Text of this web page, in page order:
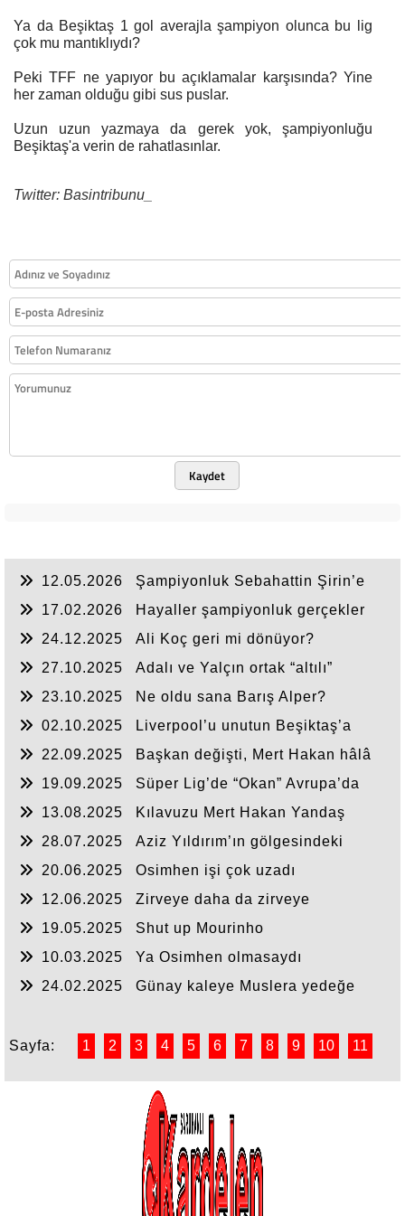
Ya da Beşiktaş 1 gol averajla şampiyon olunca bu lig
çok mu mantıklıydı?
Peki TFF ne yapıyor bu açıklamalar karşısında? Yine
her zaman olduğu gibi sus puslar.
Uzun uzun yazmaya da gerek yok, şampiyonluğu
Beşiktaş'a verin de rahatlasınlar.
Twitter: Basintribunu_
Kaydet
12.05.2026
Şampiyonluk Sebahattin Şirin’e
17.02.2026
Hayaller şampiyonluk gerçekler
24.12.2025
Ali Koç geri mi dönüyor?
27.10.2025
Adalı ve Yalçın ortak “altılı”
23.10.2025
Ne oldu sana Barış Alper?
02.10.2025
Liverpool’u unutun Beşiktaş’a
22.09.2025
Başkan değişti, Mert Hakan hâlâ
19.09.2025
Süper Lig’de “Okan” Avrupa’da
13.08.2025
Kılavuzu Mert Hakan Yandaş
28.07.2025
Aziz Yıldırım’ın gölgesindeki
20.06.2025
Osimhen işi çok uzadı
12.06.2025
Zirveye daha da zirveye
19.05.2025
Shut up Mourinho
10.03.2025
Ya Osimhen olmasaydı
24.02.2025
Günay kaleye Muslera yedeğe
Sayfa: 1 2 3 4 5 6 7 8 9 10 11